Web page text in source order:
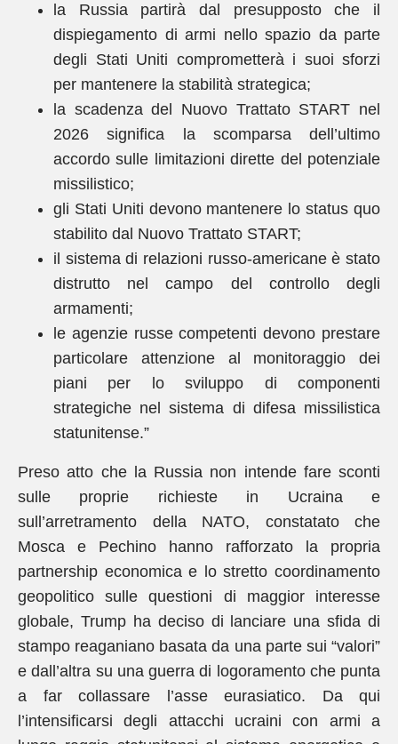
la Russia partirà dal presupposto che il
dispiegamento di armi nello spazio da parte
degli Stati Uniti comprometterà i suoi sforzi
per mantenere la stabilità strategica;
la scadenza del Nuovo Trattato START nel
2026 significa la scomparsa dell’ultimo
accordo sulle limitazioni dirette del potenziale
missilistico;
gli Stati Uniti devono mantenere lo status quo
stabilito dal Nuovo Trattato START;
il sistema di relazioni russo-americane è stato
distrutto nel campo del controllo degli
armamenti;
le agenzie russe competenti devono prestare
particolare attenzione al monitoraggio dei
piani per lo sviluppo di componenti
strategiche nel sistema di difesa missilistica
statunitense.”
Preso atto che la Russia non intende fare sconti
sulle proprie richieste in Ucraina e
sull’arretramento della NATO, constatato che
Mosca e Pechino hanno rafforzato la propria
partnership economica e lo stretto coordinamento
geopolitico sulle questioni di maggior interesse
globale, Trump ha deciso di lanciare una sfida di
stampo reaganiano basata da una parte sui “valori”
e dall’altra su una guerra di logoramento che punta
a far collassare l’asse eurasiatico. Da qui
l’intensificarsi degli attacchi ucraini con armi a